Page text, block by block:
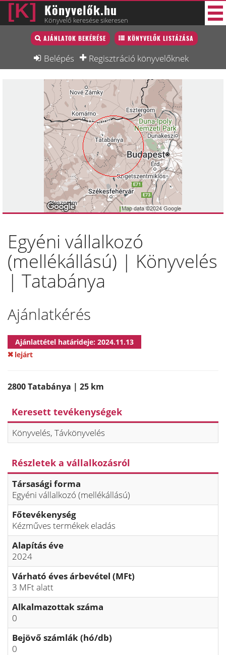
Könyvelők.hu
Könyvelő keresése sikeresen
AJÁNLATOK BEKÉRÉSE KÖNYVELŐK LISTÁZÁSA
Belépés Regisztráció könyvelőknek
Könyvelő lista
Könyvelési munkák
Képzésnaptár
Egyéni vállalkozó
(mellékállású) | Könyvelés
| Tatabánya
Ajánlatkérés
Ajánlattétel határideje: 2024.11.13
lejárt
2800 Tatabánya | 25 km
Keresett tevékenységek
Könyvelés, Távkönyvelés
Részletek a vállalkozásról
Társasági forma
Egyéni vállalkozó (mellékállású)
Főtevékenység
Kézműves termékek eladás
Alapítás éve
2024
Várható éves árbevétel (MFt)
3 MFt alatt
Alkalmazottak száma
0
Bejövő számlák (hó/db)
0